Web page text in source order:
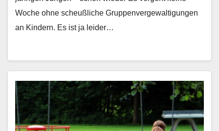
Woche ohne scheußliche Gruppenvergewaltigungen
an Kindern. Es ist ja leider…